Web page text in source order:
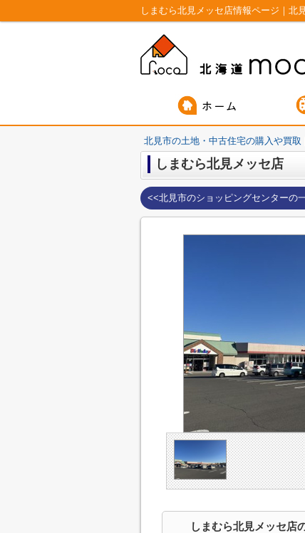
しまむら北見メッセ店情報ページ｜北
北見市の土地・中古住宅の購入や買取
しまむら北見メッセ店
<<北見市のショッピングセンターの
しまむら北見メッセ店